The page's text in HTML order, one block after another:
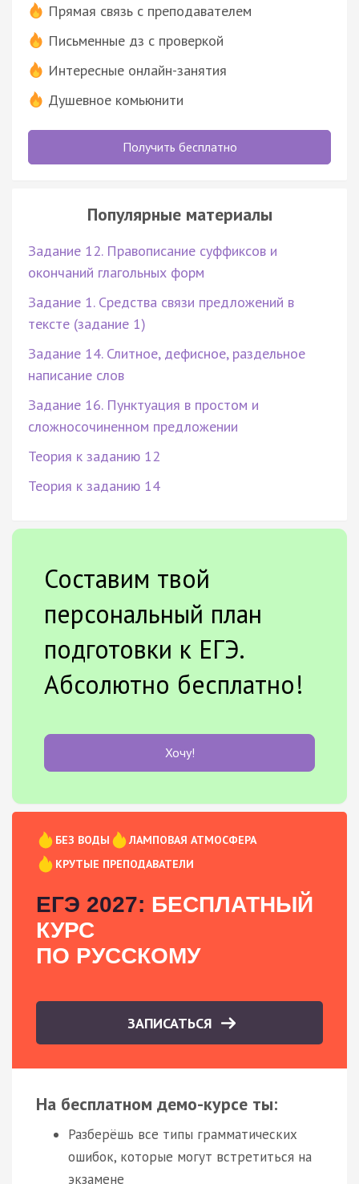
Прямая связь с преподавателем
Письменные дз с проверкой
Интересные онлайн-занятия
Душевное комьюнити
Получить бесплатно
Популярные материалы
Задание 12. Правописание суффиксов и
окончаний глагольных форм
Задание 1. Средства связи предложений в
тексте (задание 1)
Задание 14. Слитное, дефисное, раздельное
написание слов
Задание 16. Пунктуация в простом и
сложносочиненном предложении
Теория к заданию 12
Теория к заданию 14
Составим твой
персональный план
подготовки к ЕГЭ.
Абсолютно бесплатно!
Хочу!
БЕЗ ВОДЫ
ЛАМПОВАЯ АТМОСФЕРА
КРУТЫЕ ПРЕПОДАВАТЕЛИ
ЕГЭ 2027: БЕСПЛАТНЫЙ
КУРС
ПО РУССКОМУ
ЗАПИСАТЬСЯ
На бесплатном демо-курсе ты:
Разберёшь все типы грамматических
ошибок, которые могут встретиться на
экзамене